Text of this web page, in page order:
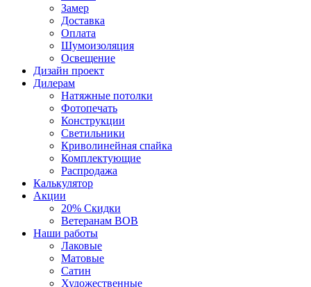
Замер
Доставка
Оплата
Шумоизоляция
Освещение
Дизайн проект
Дилерам
Натяжные потолки
Фотопечать
Конструкции
Светильники
Криволинейная спайка
Комплектующие
Распродажа
Калькулятор
Акции
20% Скидки
Ветеранам ВОВ
Наши работы
Лаковые
Матовые
Сатин
Художественные